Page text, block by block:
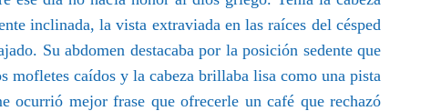
inclinada, la vista extraviada en las raíces del césped
Su abdomen destacaba por la posición sedente que
mofletes caídos y la cabeza brillaba lisa como una pista
ocurrió mejor frase que ofrecerle un café que rechazó